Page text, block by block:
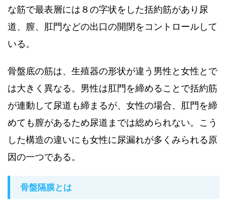
な筋で最表層には８の字状をした括約筋があり尿
道、膣、肛門などの出口の開閉をコントロールして
いる。
骨盤底の筋は、生殖器の形状が違う男性と女性とで
は大きく異なる。男性は肛門を締めることで括約筋
が連動して尿道も締まるが、女性の場合、肛門を締
めても膣があるため尿道までは総められない。こう
した構造の違いにも女性に尿漏れが多くみられる原
因の一つである。
骨盤隔膜とは